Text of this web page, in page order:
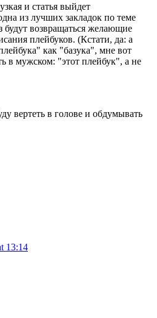
и статья выйдет
из лучших закладок по теме
будут возвращаться желающие
плейбуков. (Кстати, да: а
как "базука", мне вот
в мужском: "этот плейбук", а не
вертеть в голове и обдумывать
13:14